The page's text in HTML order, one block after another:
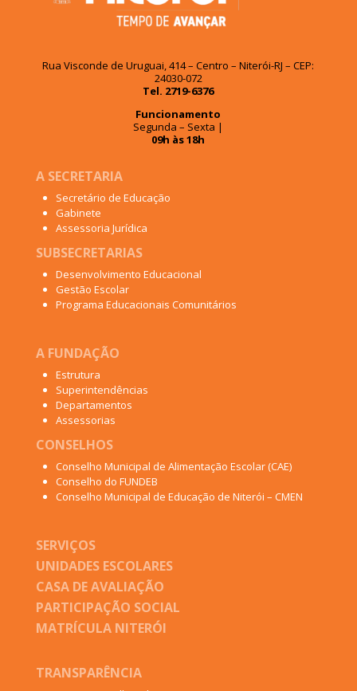
Rua Visconde de Uruguai, 414 – Centro – Niterói-RJ – CEP:
24030-072
Tel. 2719-6376
Funcionamento
Segunda – Sexta |
09h às 18h
A SECRETARIA
Secretário de Educação
Gabinete
Assessoria Jurídica
SUBSECRETARIAS
Desenvolvimento Educacional
Gestão Escolar
Programa Educacionais Comunitários
A FUNDAÇÃO
Estrutura
Superintendências
Departamentos
Assessorias
CONSELHOS
Conselho Municipal de Alimentação Escolar (CAE)
Conselho do FUNDEB
Conselho Municipal de Educação de Niterói – CMEN
SERVIÇOS
UNIDADES ESCOLARES
CASA DE AVALIAÇÃO
PARTICIPAÇÃO SOCIAL
MATRÍCULA NITERÓI
TRANSPARÊNCIA